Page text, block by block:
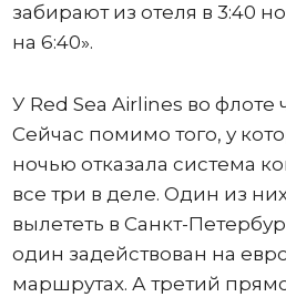
забирают из отеля в 3:40
на 6:40».
У Red Sea Airlines во флоте
Сейчас помимо того, у
ночью отказала система
все три в деле. Один из
вылететь в Санкт-
один задействован на
маршрутах. А третий